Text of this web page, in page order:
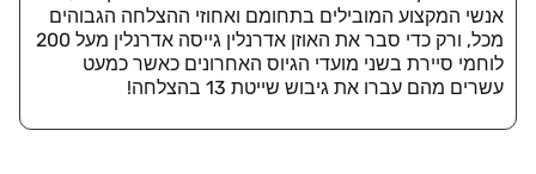
אנשי המקצוע המובילים בתחומם ואחוזי ההצלחה הגבוהים
מכל, ורק כדי סבר את האוזן אדרנלין גייסה אדרנלין מעל 200
לוחמי סיירת בשני מועדי הגיוס האחרונים כאשר כמעט
עשרים מהם עברו את גיבוש שייטת 13 בהצלחה!